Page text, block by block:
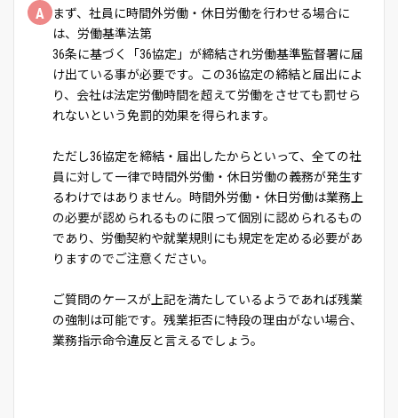
A
まず、社員に時間外労働・休日労働を行わせる場合に
は、労働基準法第
36条に基づく「36協定」が締結され労働基準監督署に届
け出ている事が必要です。この36協定の締結と届出によ
り、会社は法定労働時間を超えて労働をさせても罰せら
れないという免罰的効果を得られます。
ただし36協定を締結・届出したからといって、全ての社
員に対して一律で時間外労働・休日労働の義務が発生す
るわけではありません。時間外労働・休日労働は業務上
の必要が認められるものに限って個別に認められるもの
であり、労働契約や就業規則にも規定を定める必要があ
りますのでご注意ください。
ご質問のケースが上記を満たしているようであれば残業
の強制は可能です。残業拒否に特段の理由がない場合、
業務指示命令違反と言えるでしょう。